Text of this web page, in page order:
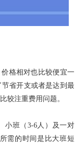
格相对也比较便宜一
省开支或者是达到最
较注重费用问题。
小班（3-6人）及一对
需的时间是比大班短